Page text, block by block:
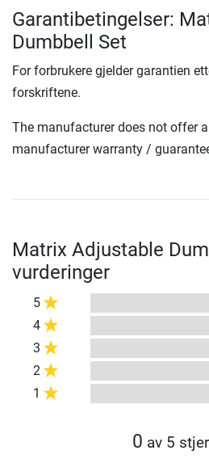
Garantibetingelser:
Dumbbell Set
For forbrukere gjelder garantien
forskriftene.
The manufacturer does not offer
manufacturer warranty /
Matrix Adjustable
vurderinger
5
4
3
2
1
0 av 5